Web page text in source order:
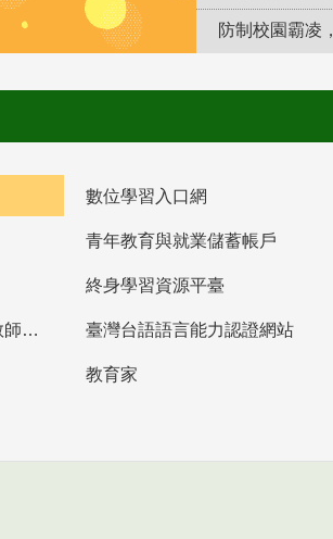
數位學習入口網
青年教育與就業儲蓄帳戶
終身學習資源平臺
教育部高中等以下學校及幼兒園教師資格檢定考試 臺灣台語語言能力認證網站
教育家